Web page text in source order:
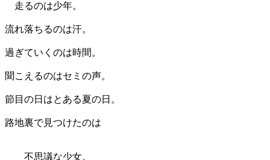
走るのは少年。
流れ落ちるのは汗。
過ぎていくのは時間。
聞こえるのはセミの声。
節目の日はとある夏の日。
路地裏で見つけたのは
不思議な少女。